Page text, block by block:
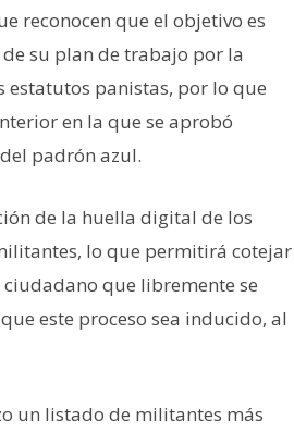
reconocen que el objetivo es
su plan de trabajo por la
panistas, por lo que
en la que se aprobó
padrón azul.
de la huella digital de los
lo que permitirá cotejar
que libremente se
este proceso sea inducido, al
un listado de militantes más